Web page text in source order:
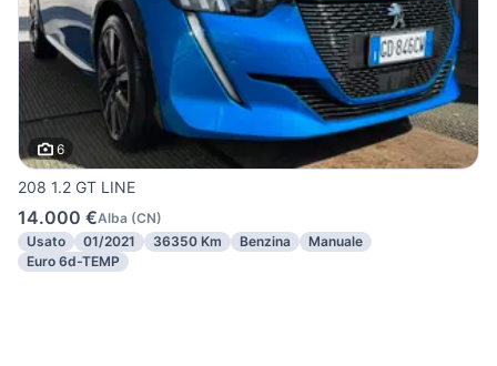
6
208 1.2 GT LINE
14.000 €Alba (CN)
Usato
01/2021 36350 Km Benzina
Manuale
Euro 6d-TEMP